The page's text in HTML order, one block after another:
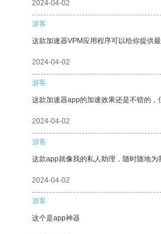
2024-04-02
游客
这款加速器VPM应用程序可以给你提供
2024-04-02
游客
这款加速器app的加速效果还是不错的，
2024-04-02
游客
这款app就像我的私人助理，随时随地为
2024-04-02
游客
这个是app神器